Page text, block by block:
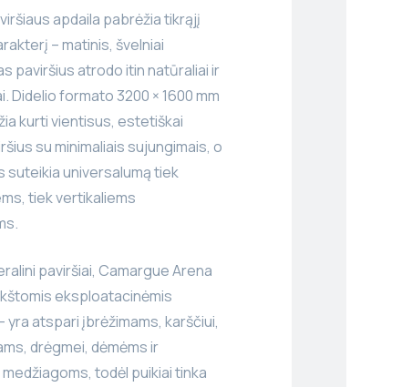
apdaila pabrėžia tikrąjį
– matinis, švelniai
paviršius atrodo itin natūraliai ir
Didelio formato 3200 × 1600 mm
kurti vientisus, estetiškai
su minimaliais sujungimais, o
suteikia universalumą tiek
tiek vertikaliems
paviršiai, Camargue Arena
eksploatacinėmis
yra atspari įbrėžimams, karščiui,
drėgmei, dėmėms ir
todėl puikiai tinka